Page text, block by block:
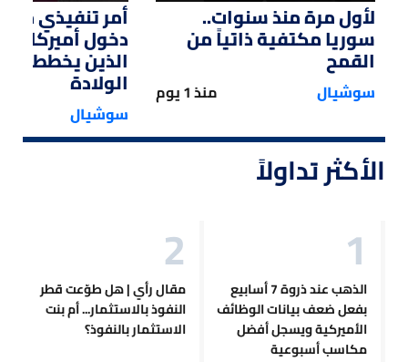
لأول مرة منذ سنوات..
سوريا مكتفية ذاتياً من
القمح
سوشيال منذ 1 يوم
أمر تنفيذي من
دخول أميركا
الذين يخططون
الولادة
سوشيال
الأكثر تداولاً
الذهب عند ذروة 7 أسابيع
بفعل ضعف بيانات الوظائف
الأميركية ويسجل أفضل
مكاسب أسبوعية
مقال رأي | هل طوّعت قطر
النفوذ بالاستثمار... أم بنت
الاستثمار بالنفوذ؟